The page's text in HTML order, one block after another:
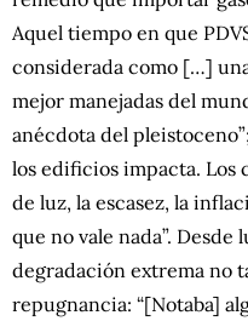
Aquel tiempo en que
considerada como […]
mejor manejadas del
anécdota del
los edificios impacta. Los
de luz, la escasez, la
que no vale nada”. Desde
degradación extrema no
repugnancia: “[Notaba]